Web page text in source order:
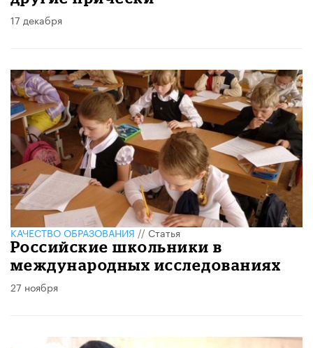
17 декабря
КАЧЕСТВО ОБРАЗОВАНИЯ//Статья
Российские школьники в
международных исследованиях
27 ноября